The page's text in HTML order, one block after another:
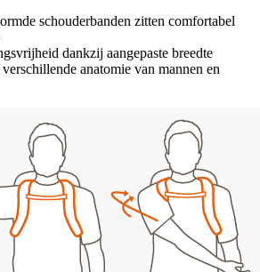
schouderbanden zitten comfortabel
dankzij aangepaste breedte
verschillende anatomie van mannen en